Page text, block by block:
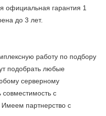
официальная гарантия 1
до 3 лет.
работу по подбору
подобрать любые
серверному
с
партнерство с